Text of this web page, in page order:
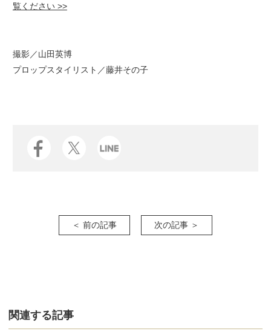
覧ください >>
撮影／山田英博
プロップスタイリスト／藤井その子
＜ 前の記事 次の記事 ＞
関連する記事